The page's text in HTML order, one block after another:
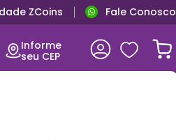
ZCoins Fale Conosco
Informe
seu CEP